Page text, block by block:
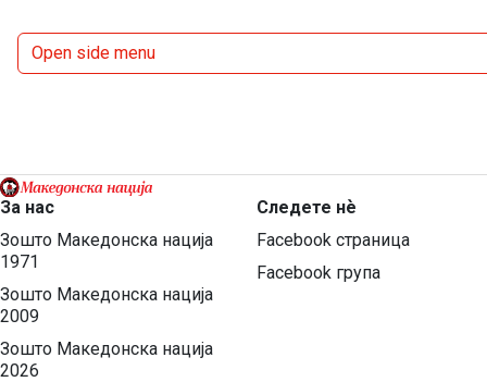
Open side menu
За нас
Зошто Македонска нација
1971
Зошто Македонска нација
2009
Зошто Македонска нација
2026
Следете нѐ
Facebook страница
Facebook група